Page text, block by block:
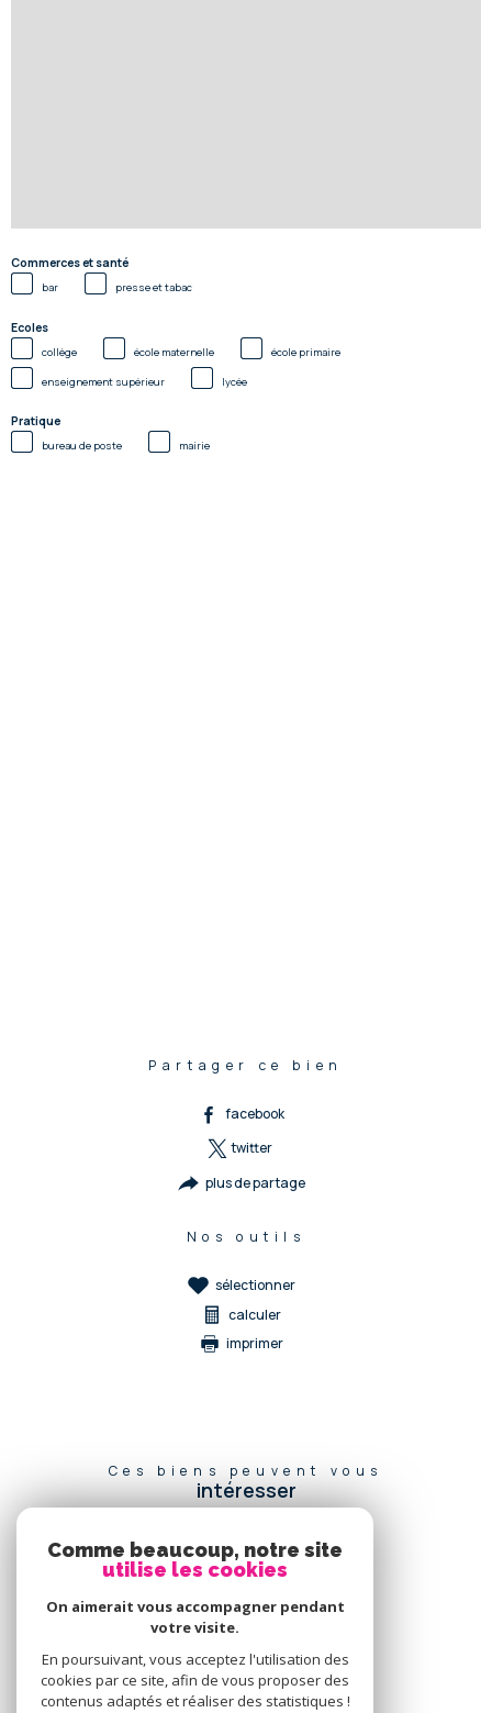
Commerces et santé
bar presse et tabac
Ecoles
collège école maternelle école primaire
enseignement supérieur lycée
Pratique
bureau de poste mairie
Partager ce bien
facebook
twitter
plus de partage
Nos outils
sélectionner
calculer
imprimer
Ces biens peuvent vous
intéresser
connecter
espace propriétaire
Nous
Comme beaucoup, notre site
utilise les cookies
On aimerait vous accompagner pendant
votre visite.
En poursuivant, vous acceptez l'utilisation des
cookies par ce site, afin de vous proposer des
contenus adaptés et réaliser des statistiques !